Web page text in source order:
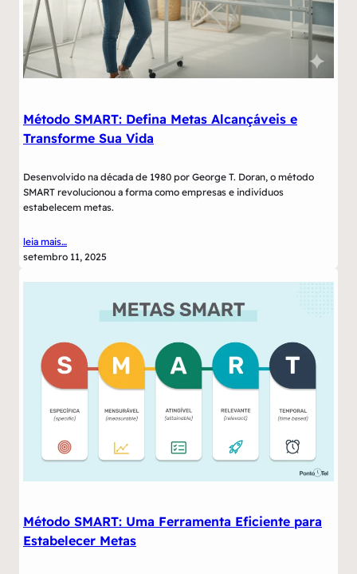
Método SMART: Defina Metas Alcançáveis e
Transforme Sua Vida
Desenvolvido na década de 1980 por George T. Doran, o método
SMART revolucionou a forma como empresas e indivíduos
estabelecem metas.
leia mais…
setembro 11, 2025
Método SMART: Uma Ferramenta Eficiente para
Estabelecer Metas